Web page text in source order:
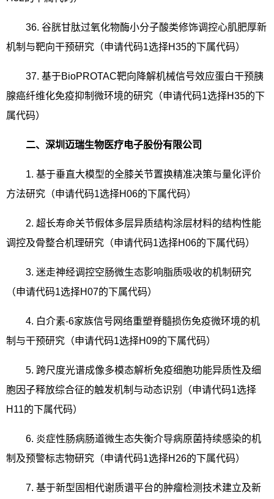
36. 谷胱甘肽过氧化物酶小分子酸类修饰调控心肌肥厚新
机制与靶向干预研究（申请代码1选择H35的下属代码）
37. 基于BioPROTAC靶向降解机械信号效应蛋白干预胰
腺癌纤维化免疫抑制微环境的研究（申请代码1选择H35的下
属代码）
二、深圳迈瑞生物医疗电子股份有限公司
1. 基于垂直大模型的全膝关节置换精准决策与量化评价
方法研究（申请代码1选择H06的下属代码）
2. 超长寿命关节假体多层异质结构涂层材料的结构性能
调控及骨整合机理研究（申请代码1选择H06的下属代码）
3. 迷走神经调控空肠微生态影响脂质吸收的机制研究
（申请代码1选择H07的下属代码）
4. 白介素-6家族信号网络重塑脊髓损伤免疫微环境的机
制与干预研究（申请代码1选择H09的下属代码）
5. 跨尺度光谱成像多模态解析免疫细胞功能异质性及细
胞因子释放综合征的触发机制与动态识别（申请代码1选择
H11的下属代码）
6. 炎症性肠病肠道微生态失衡介导病原菌持续感染的机
制及预警标志物研究（申请代码1选择H26的下属代码）
7. 基于新型固相代谢质谱平台的肿瘤检测技术建立及新